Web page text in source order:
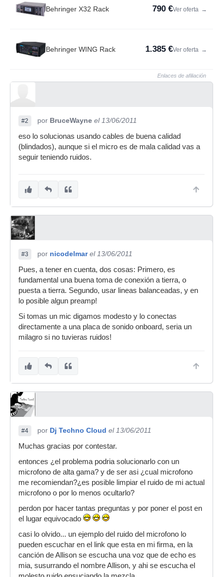
Behringer X32 Rack 790 €Ver oferta →
Behringer WING Rack 1.385 €Ver oferta →
Enlaces de afiliación
#2 por BruceWayne el 13/06/2011
eso lo solucionas usando cables de buena calidad
(blindados), aunque si el micro es de mala calidad vas a
seguir teniendo ruidos.
#3 por nicodelmar el 13/06/2011
Pues, a tener en cuenta, dos cosas: Primero, es
fundamental una buena toma de conexión a tierra, o
puesta a tierra. Segundo, usar lineas balanceadas, y en
lo posible algun preamp!
Si tomas un mic digamos modesto y lo conectas
directamente a una placa de sonido onboard, seria un
milagro si no tuvieras ruidos!
#4 por Dj Techno Cloud el 13/06/2011
Muchas gracias por contestar.
entonces ¿el problema podria solucionarlo con un
microfono de alta gama? y de ser asi ¿cual microfono
me recomiendan?¿es posible limpiar el ruido de mi actual
microfono o por lo menos ocultarlo?
perdon por hacer tantas preguntas y por poner el post en
el lugar equivocado
casi lo olvido... un ejemplo del ruido del microfono lo
pueden escuchar en el link que esta en mi firma, en la
canción de Allison se escucha una voz que de echo es
mia, susurrando el nombre Allison, y ahi se escucha el